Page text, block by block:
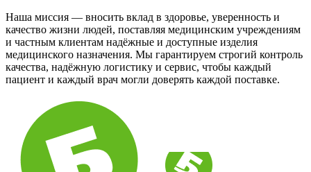
Наша миссия — вносить вклад в здоровье, уверенность и
качество жизни людей, поставляя медицинским учреждениям
и частным клиентам надёжные и доступные изделия
медицинского назначения. Мы гарантируем строгий контроль
качества, надёжную логистику и сервис, чтобы каждый
пациент и каждый врач могли доверять каждой поставке.